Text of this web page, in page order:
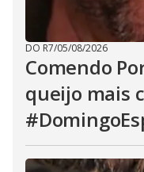
DO R7/05/08/2026
Comendo
queijo mais